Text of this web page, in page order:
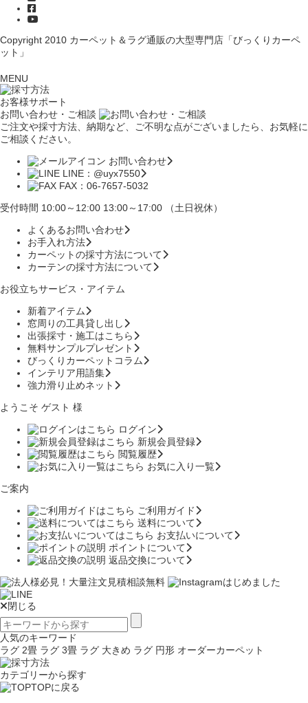
Copyright 2010 カーペット＆ラグ通販の大型専門店「びっくりカーペ
ット」
MENU
お客様サポート
お問い合わせ・ご相談
ご注文や採寸方法、納期など、ご不明な点がございましたら、お気軽に
ご相談ください。
お問い合わせ
LINE：@uyx7550
FAX：06-7657-5032
受付時間 10:00～12:00 13:00～17:00 （土日祝休）
よくあるお問い合わせ
お手入れ方法
カーペットの採寸方法について
カーテンの採寸方法について
お役立ちサービス・アイテム
新着アイテム
窓周りの工具貸し出し
出張採寸・施工はこちら
無料サンプルプレゼント
びっくりカーペットコラム
インテリア用語集
強力滑り止めネット
ようこそ ゲスト 様
ログイン
新規会員登録
閲覧履歴
お気に入り一覧
ご案内
ご利用ガイド
送料について
お支払いについて
ポイントについて
返品交換について
閉じる
人気のキーワード
ラグ 2畳 ラグ 3畳 ラグ 大きめ ラグ 円形 オーダーカーペット
カテゴリーから探す
TOPに戻る